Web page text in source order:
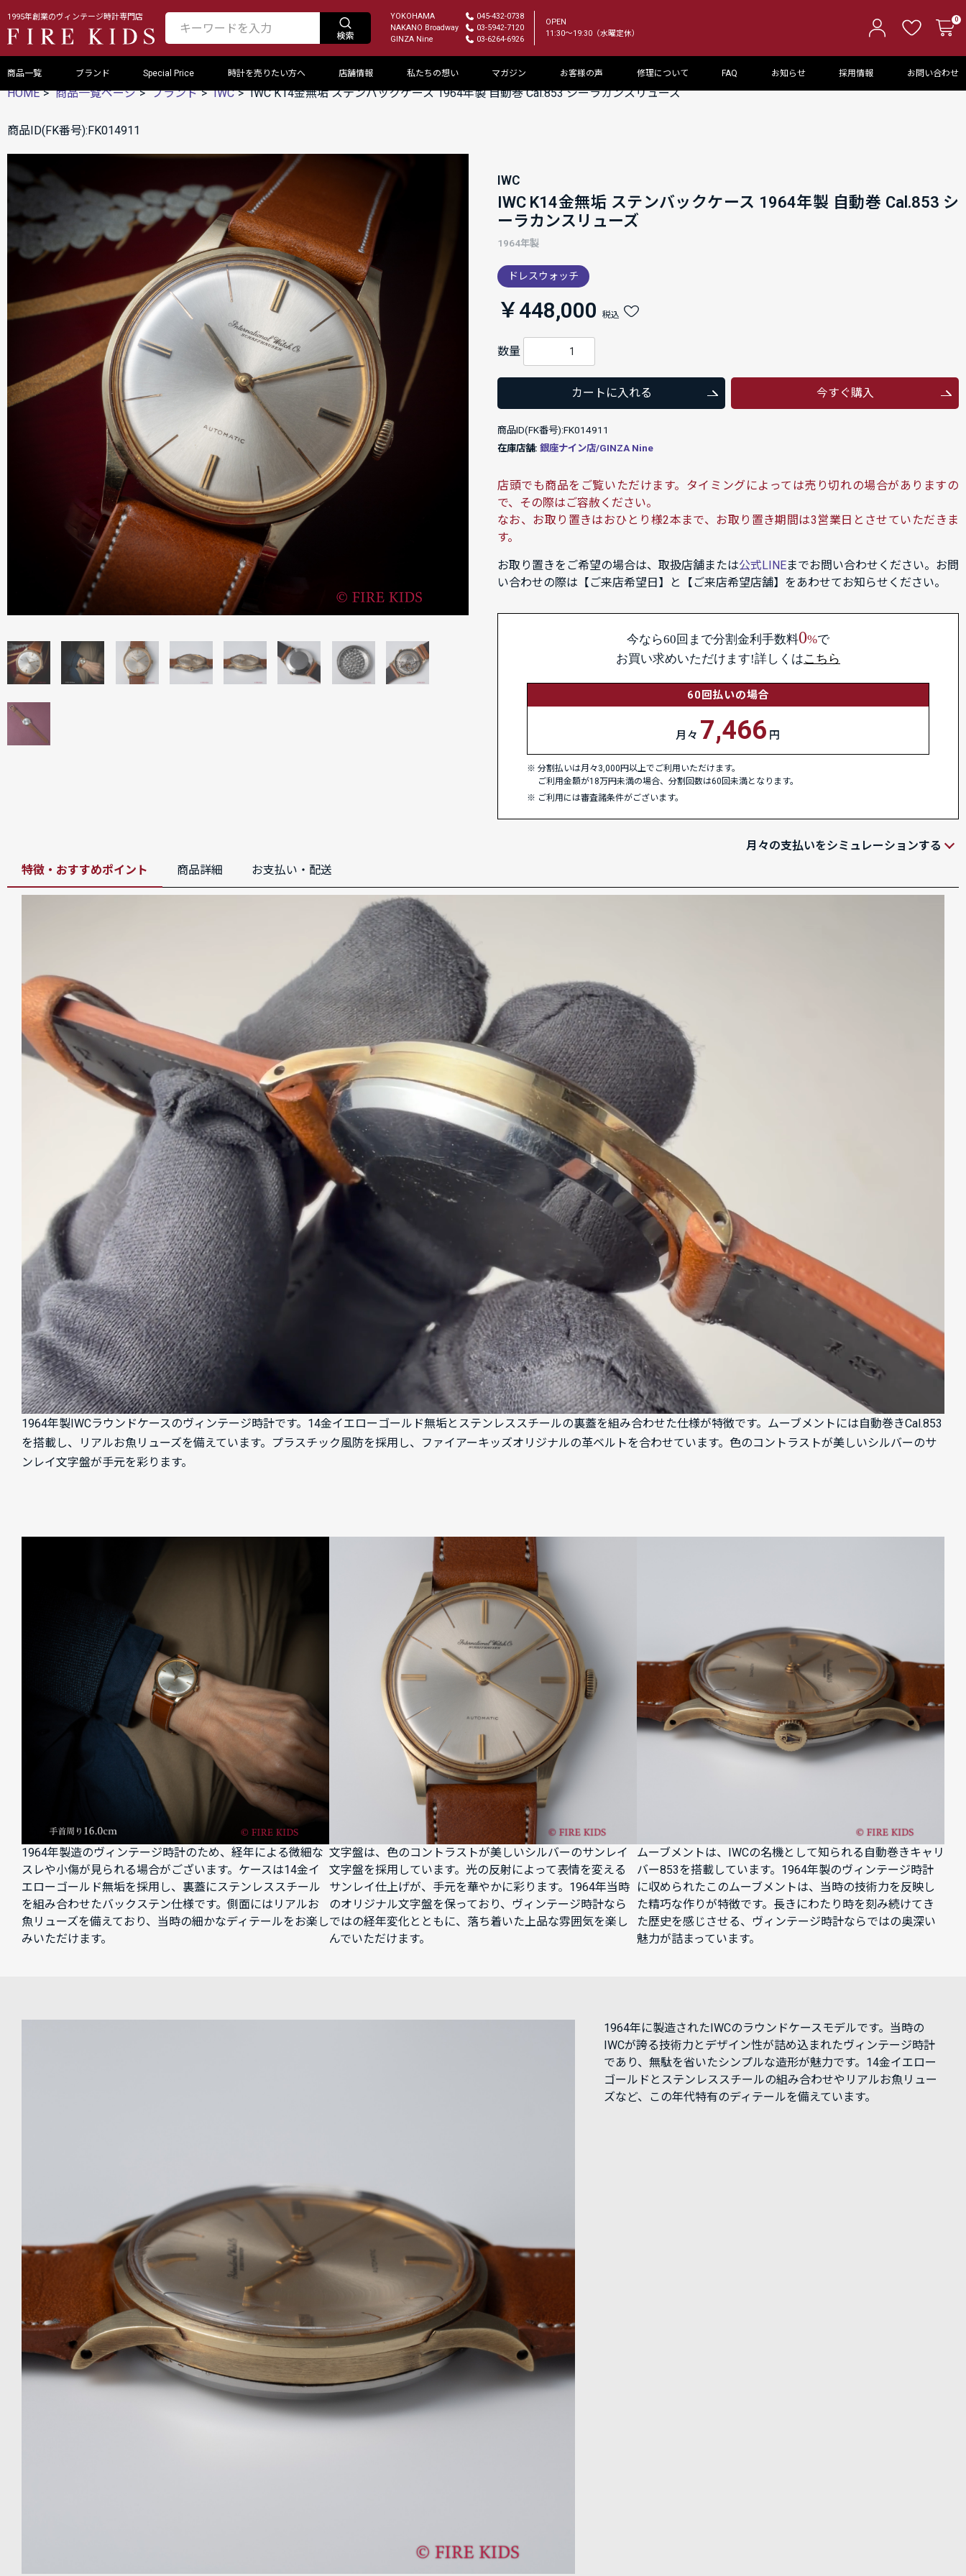
1995年創業のヴィンテージ時計専門店 YOKOHAMA
045-432-0738
NAKANO Broadway
03-5942-7120
GINZA Nine
03-6264-6926
OPEN
11:30～19:30（水曜定休）
0
商品一覧 ブランド Special Price 時計を売りたい方へ 店舗情報 私たちの想い マガジン お客様の声 修理について FAQ お知らせ 採用情報 お問い合わせ
HOME 商品一覧ページ ブランド IWC IWC K14金無垢 ステンバックケース 1964年製 自動巻 Cal.853 シーラカンスリューズ
商品ID(FK番号):FK014911
IWC
IWC K14金無垢 ステンバックケース 1964年製 自動巻 Cal.853 シ
ーラカンスリューズ
1964年製
ドレスウォッチ
￥448,000 税込
数量
カートに入れる 今すぐ購入
商品ID(FK番号):FK014911
在庫店舗: 銀座ナイン店/GINZA Nine
店頭でも商品をご覧いただけます。タイミングによっては売り切れの場合がありますの
で、その際はご容赦ください。
なお、お取り置きはおひとり様2本まで、お取り置き期間は3営業日とさせていただきま
す。
お取り置きをご希望の場合は、取扱店舗または公式LINEまでお問い合わせください。お問
い合わせの際は【ご来店希望日】と【ご来店希望店舗】をあわせてお知らせください。
今なら60回まで分割金利手数料0%で
お買い求めいただけます!詳しくはこちら
60回払いの場合
月々 7,466 円
分割払いは月々3,000円以上でご利用いただけます。
ご利用金額が18万円未満の場合、分割回数は60回未満となります。
ご利用には審査諸条件がございます。
月々の支払いをシミュレーションする
特徴・おすすめポイント
商品詳細 お支払い・配送
1964年製IWCラウンドケースのヴィンテージ時計です。14金イエローゴールド無垢とステンレススチールの裏蓋を組み合わせた仕様が特徴です。ムーブメントには自動巻きCal.853
を搭載し、リアルお魚リューズを備えています。プラスチック風防を採用し、ファイアーキッズオリジナルの革ベルトを合わせています。色のコントラストが美しいシルバーのサ
ンレイ文字盤が手元を彩ります。
1964年製造のヴィンテージ時計のため、経年による微細な
スレや小傷が見られる場合がございます。ケースは14金イ
エローゴールド無垢を採用し、裏蓋にステンレススチール
を組み合わせたバックステン仕様です。側面にはリアルお
魚リューズを備えており、当時の細かなディテールをお楽し
みいただけます。
文字盤は、色のコントラストが美しいシルバーのサンレイ
文字盤を採用しています。光の反射によって表情を変える
サンレイ仕上げが、手元を華やかに彩ります。1964年当時
のオリジナル文字盤を保っており、ヴィンテージ時計なら
ではの経年変化とともに、落ち着いた上品な雰囲気を楽し
んでいただけます。
ムーブメントは、IWCの名機として知られる自動巻きキャリ
バー853を搭載しています。1964年製のヴィンテージ時計
に収められたこのムーブメントは、当時の技術力を反映し
た精巧な作りが特徴です。長きにわたり時を刻み続けてき
た歴史を感じさせる、ヴィンテージ時計ならではの奥深い
魅力が詰まっています。
1964年に製造されたIWCのラウンドケースモデルです。当時の
IWCが誇る技術力とデザイン性が詰め込まれたヴィンテージ時計
であり、無駄を省いたシンプルな造形が魅力です。14金イエロー
ゴールドとステンレススチールの組み合わせやリアルお魚リュー
ズなど、この年代特有のディテールを備えています。